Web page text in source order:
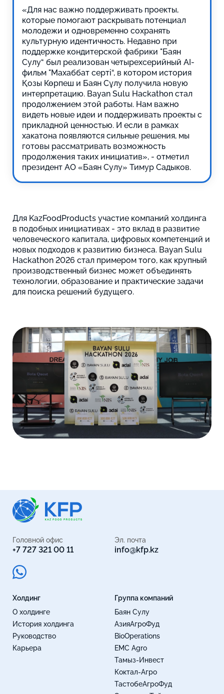
«Для нас важно поддерживать проекты,
которые помогают раскрывать потенциал
молодежи и одновременно сохранять
культурную идентичность. Недавно при
поддержке кондитерской фабрики "Баян
Сулу“ был реализован четырехсерийный AI-
фильм "Махаббат серті“, в котором история
Қозы Көрпеш и Баян Сұлу получила новую
интерпретацию. Bayan Sulu Hackathon стал
продолжением этой работы. Нам важно
видеть новые идеи и поддерживать проекты с
прикладной ценностью. И если в рамках
хакатона появляются сильные решения, мы
готовы рассматривать возможность
продолжения таких инициатив», - отметил
президент АО «Баян Сулу» Тимур Садыков.
Для KazFoodProducts участие компаний холдинга
в подобных инициативах - это вклад в развитие
человеческого капитала, цифровых компетенций и
новых подходов к развитию бизнеса. Bayan Sulu
Hackathon 2026 стал примером того, как крупный
производственный бизнес может объединять
технологии, образование и практические задачи
для поиска решений будущего.
Холдинг
О холдинге
История холдинга
Руководство
Карьера
Группа компаний
Баян Сулу
АзияАгроФуд
BioOperations
EMC Agro
Тамыз-Инвест
Коктал-Агро
ТастобеАгроФуд
Головной офис
+7 727 321 00 11
Эл. почта
info@kfp.kz